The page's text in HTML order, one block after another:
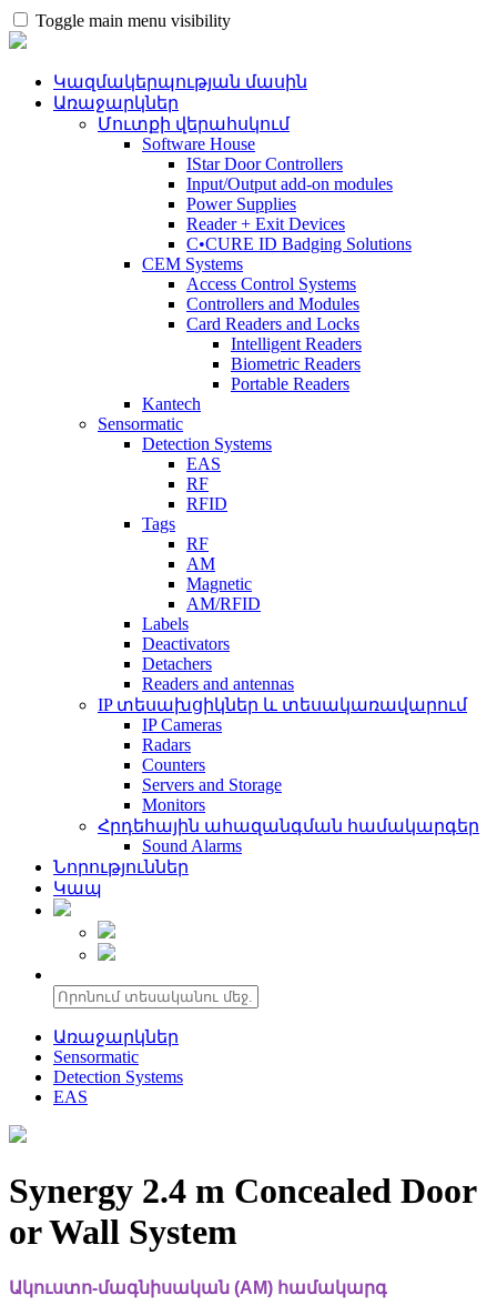
Toggle main menu visibility
Կազմակերպության մասին
Առաջարկներ
Մուտքի վերահսկում
Software House
IStar Door Controllers
Input/Output add-on modules
Power Supplies
Reader + Exit Devices
C•CURE ID Badging Solutions
CEM Systems
Access Control Systems
Controllers and Modules
Card Readers and Locks
Intelligent Readers
Biometric Readers
Portable Readers
Kantech
Sensormatic
Detection Systems
EAS
RF
RFID
Tags
RF
AM
Magnetic
AM/RFID
Labels
Deactivators
Detachers
Readers and antennas
IP տեսախցիկներ և տեսակառավարում
IP Cameras
Radars
Counters
Servers and Storage
Monitors
Հրդեհային ահազանգման համակարգեր
Sound Alarms
Նորություններ
Կապ
Առաջարկներ
Sensormatic
Detection Systems
EAS
Synergy 2.4 m Concealed Door
or Wall System
Ակուստո-մագնիսական (AM) համակարգ